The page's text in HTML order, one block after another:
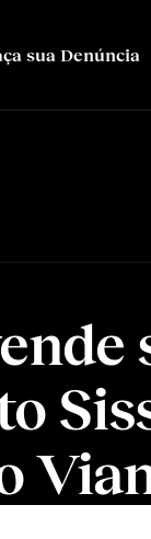
sua Denúncia